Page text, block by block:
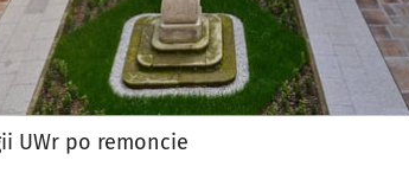
UWr po remoncie